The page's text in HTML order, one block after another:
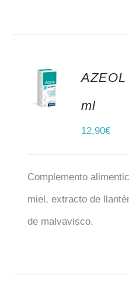
ml
12,90€
Complemento
miel, extracto de
de malvavisco.